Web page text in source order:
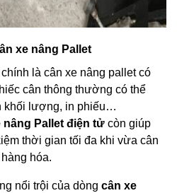
xe nâng Pallet
là cân xe nâng pallet có
cân thông thường có thể
khối lượng, in phiếu…
nâng Pallet điện tử còn giúp
thời gian tối đa khi vừa cân
hóa.
nổi trội của dòng cân xe